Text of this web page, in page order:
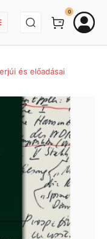
BEJELENTKEZÉS
0
és előadásai